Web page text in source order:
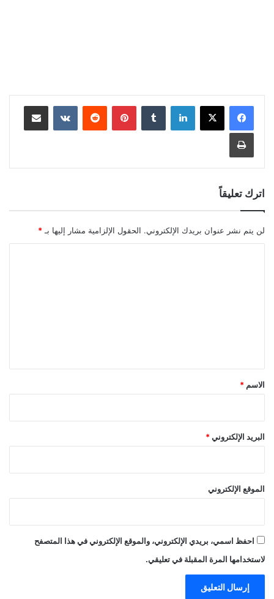
لينكدإن بينتيريست مشاركة عبر البريد
طباعة
اترك تعليقاً
لن يتم نشر عنوان بريدك الإلكتروني. الحقول الإلزامية مشار إليها بـ *
*
الاسم *
البريد الإلكتروني *
الموقع الإلكتروني
احفظ اسمي، بريدي الإلكتروني، والموقع الإلكتروني في هذا المتصفح
لاستخدامها المرة المقبلة في تعليقي.